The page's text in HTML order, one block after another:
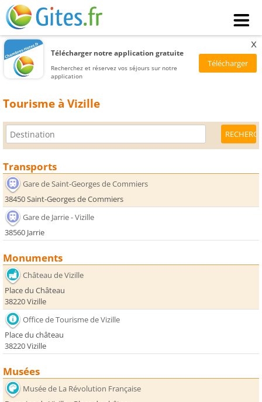
Télécharger notre application gratuite
Recherchez et réservez vos séjours sur notre
application
x
Tourisme à Vizille
Transports
Gare de Saint-Georges de Commiers
38450 Saint-Georges de Commiers
Gare de Jarrie - Vizille
38560 Jarrie
Monuments
Château de Vizille
Place du Château
38220 Vizille
Office de Tourisme de Vizille
Place du château
38220 Vizille
Musées
Musée de La Révolution Française